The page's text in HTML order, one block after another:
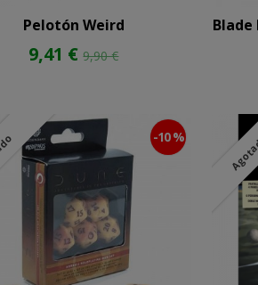
Pelotón Weird
9,41 €9,90 €
Blade
-10 %